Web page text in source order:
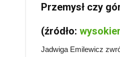
Przemysł czy
(źródło:
Jadwiga Emilewicz